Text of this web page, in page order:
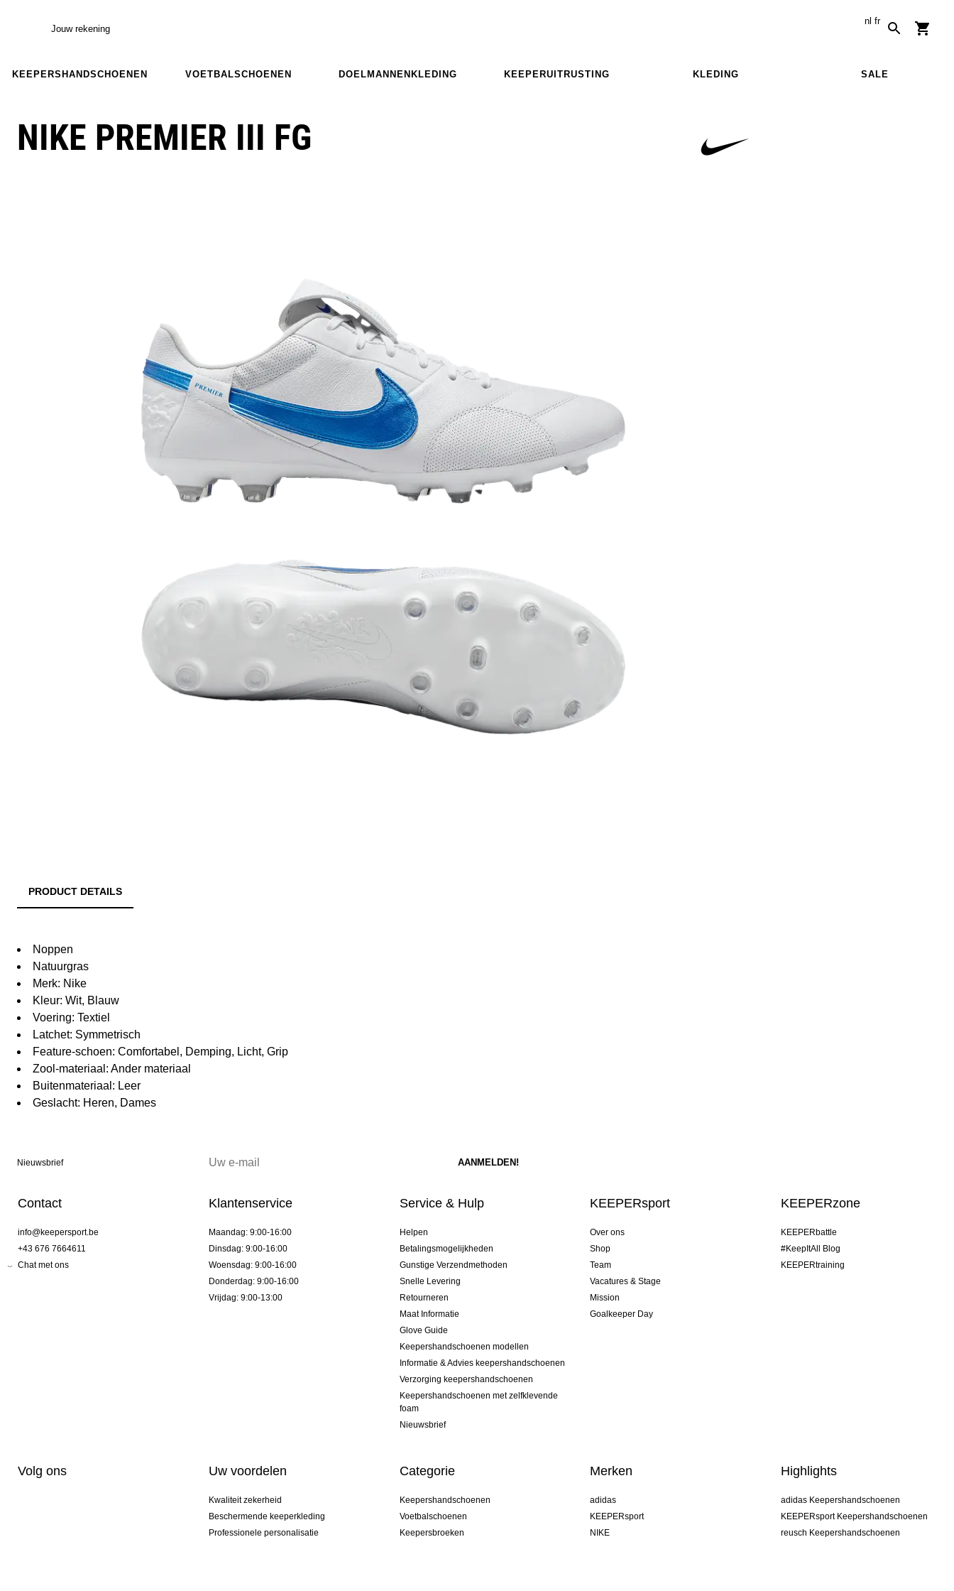
Jouw rekening
nl fr
KEEPERSHANDSCHOENEN VOETBALSCHOENEN DOELMANNENKLEDING KEEPERUITRUSTING KLEDING SALE
NIKE PREMIER III FG
PRODUCT DETAILS
Noppen
Natuurgras
Merk: Nike
Kleur: Wit, Blauw
Voering: Textiel
Latchet: Symmetrisch
Feature-schoen: Comfortabel, Demping, Licht, Grip
Zool-materiaal: Ander materiaal
Buitenmateriaal: Leer
Geslacht: Heren, Dames
Nieuwsbrief
Contact
info@keepersport.be
+43 676 7664611
Chat met ons
Klantenservice
Maandag: 9:00-16:00
Dinsdag: 9:00-16:00
Woensdag: 9:00-16:00
Donderdag: 9:00-16:00
Vrijdag: 9:00-13:00
Service & Hulp
Helpen
Betalingsmogelijkheden
Gunstige Verzendmethoden
Snelle Levering
Retourneren
Maat Informatie
Glove Guide
Keepershandschoenen modellen
Informatie & Advies keepershandschoenen
Verzorging keepershandschoenen
Keepershandschoenen met zelfklevende
foam
Nieuwsbrief
KEEPERsport
Over ons
Shop
Team
Vacatures & Stage
Mission
Goalkeeper Day
KEEPERzone
KEEPERbattle
#KeepItAll Blog
KEEPERtraining
Volg ons Uw voordelen
Kwaliteit zekerheid
Beschermende keeperkleding
Professionele personalisatie
Categorie
Keepershandschoenen
Voetbalschoenen
Keepersbroeken
Merken
adidas
KEEPERsport
NIKE
Highlights
adidas Keepershandschoenen
KEEPERsport Keepershandschoenen
reusch Keepershandschoenen